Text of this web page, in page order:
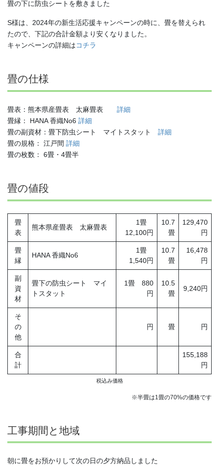
畳の下に防虫シートを敷きました
S様は、2024年の新生活応援キャンペーンの時に、畳を替えられ
たので、下記の合計金額より安くなりました。
キャンペーンの詳細はコチラ
畳の仕様
畳表：熊本県産畳表 太麻畳表 詳細
畳縁： HANA 香織No6 詳細
畳の副資材：畳下防虫シート マイトスタット 詳細
畳の規格： 江戸間 詳細
畳の枚数： 6畳・4畳半
畳の値段
畳
表
熊本県産畳表 太麻畳表
1畳
12,100円
10.7
畳
129,470
円
畳
縁
HANA 香織No6
1畳
1,540円
10.7
畳
16,478
円
副
資
材
畳下の防虫シート マイ
トスタット
1畳 880
円
10.5
畳
9,240円
そ
の
他
円 畳 円
合
計
155,188
円
税込み価格
※半畳は1畳の70%の価格です
工事期間と地域
朝に畳をお預かりして次の日の夕方納品しました